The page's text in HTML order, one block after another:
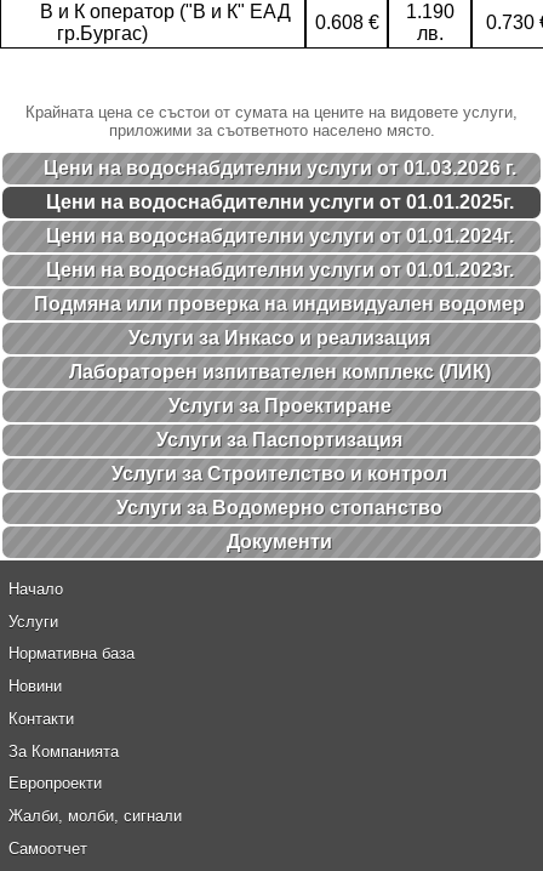
В и К оператор ("В и К" ЕАД
гр.Бургас)
0.608 €
1.190
лв.
0.730
Крайната цена се състои от сумата на цените на видовете услуги,
приложими за съответното населено място.
Цени на водоснабдителни услуги от 01.03.2026 г.
Цени на водоснабдителни услуги от 01.01.2025г.
Цени на водоснабдителни услуги от 01.01.2024г.
Цени на водоснабдителни услуги от 01.01.2023г.
Подмяна или проверка на индивидуален водомер
Услуги за Инкасо и реализация
Лабораторен изпитвателен комплекс (ЛИК)
Услуги за Проектиране
Услуги за Паспортизация
Услуги за Строителство и контрол
Услуги за Водомерно стопанство
Документи
Начало
Услуги
Нормативна база
Новини
Контакти
За Компанията
Европроекти
Жалби, молби, сигнали
Самоотчет